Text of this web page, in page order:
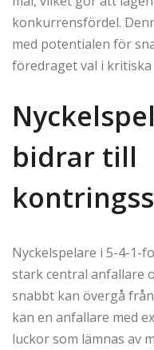
konkurrensfördel.
med potentialen för
föredraget val i kritiska
bidrar till
Nyckelspelare i 5-4-1-
stark central anfallare
snabbt kan övergå
kan en anfallare med
luckor som lämnas av